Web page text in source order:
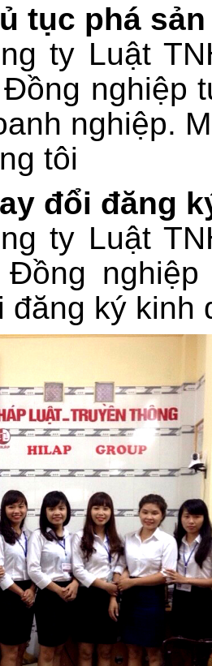
tục phá
ty Luật
nghiệp
nghiệp.
tôi
đổi đăng
ty Luật
nghiệp
đăng ký kinh